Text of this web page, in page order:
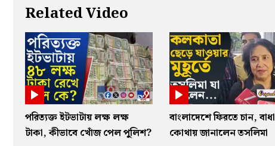
Related Video
পরিত্যক্ত ইটভাটায় লক্ষ লক্ষ
টাকা, কীভাবে খোঁজ পেল পুলিশ?
বাংলাদেশে ফিরতে চান, বাধা
কোথায় জানালেন তসলিমা